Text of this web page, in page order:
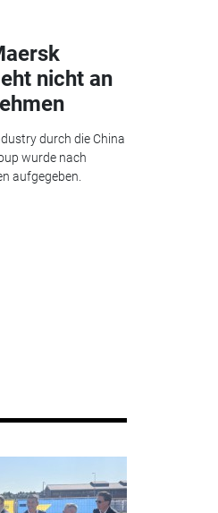
nicht an
durch die China
wurde nach
aufgegeben.